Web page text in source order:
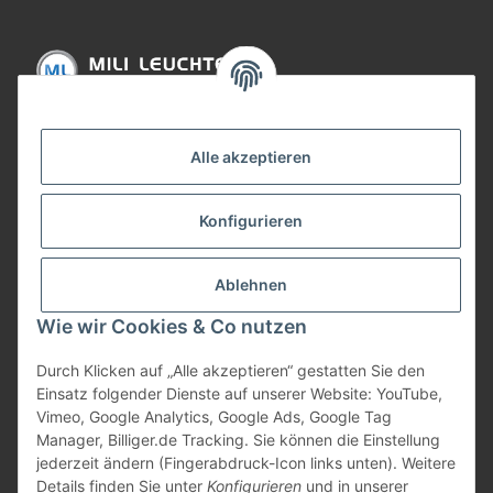
Alle akzeptieren
Konfigurieren
Ablehnen
Wie wir Cookies & Co nutzen
Durch Klicken auf „Alle akzeptieren“ gestatten Sie den
Einsatz folgender Dienste auf unserer Website: YouTube,
Vimeo, Google Analytics, Google Ads, Google Tag
Manager, Billiger.de Tracking. Sie können die Einstellung
jederzeit ändern (Fingerabdruck-Icon links unten). Weitere
Details finden Sie unter Konfigurieren und in unserer
Gesetzliche Informationen
Bezahlung
Vertrag widerrufen